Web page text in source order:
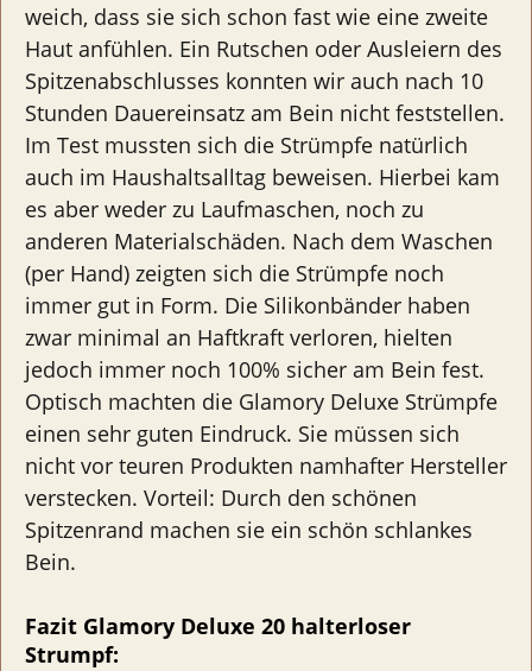
weich, dass sie sich schon fast wie eine zweite
Haut anfühlen. Ein Rutschen oder Ausleiern des
Spitzenabschlusses konnten wir auch nach 10
Stunden Dauereinsatz am Bein nicht feststellen.
Im Test mussten sich die Strümpfe natürlich
auch im Haushaltsalltag beweisen. Hierbei kam
es aber weder zu Laufmaschen, noch zu
anderen Materialschäden. Nach dem Waschen
(per Hand) zeigten sich die Strümpfe noch
immer gut in Form. Die Silikonbänder haben
zwar minimal an Haftkraft verloren, hielten
jedoch immer noch 100% sicher am Bein fest.
Optisch machten die Glamory Deluxe Strümpfe
einen sehr guten Eindruck. Sie müssen sich
nicht vor teuren Produkten namhafter Hersteller
verstecken. Vorteil: Durch den schönen
Spitzenrand machen sie ein schön schlankes
Bein.
Fazit Glamory Deluxe 20 halterloser
Strumpf: